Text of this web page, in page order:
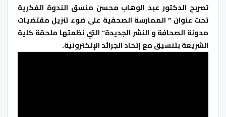
تصربح الدكتور عبد الوهاب محسن منسق الندوة الفكرية
تحت عنوان ” الممارسة الصحفية على ضوء تنزيل مقتضيات
مدونة الصحافة و النشر الجديدة” التي نظمتها ملحقة كلية
الشريعة بتنسيق مع إتحاد الجرائد الإلكترونية.